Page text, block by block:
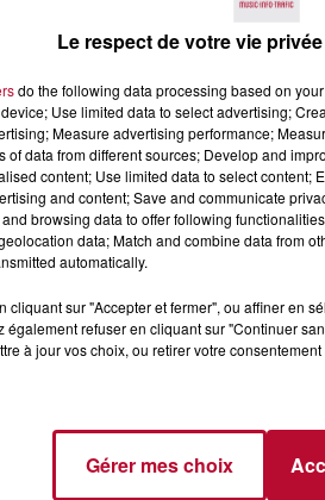
de débroussaillement
VOTRE TERRAIN ?
votre maison ;
Le respect de votre vie
do the following data processing based on
Use limited data to select advertising;
Measure advertising performance;
of data from different sources; Develop and
content; Use limited data to select content;
and content; Save and communicate
browsing data to offer following
data; Match and combine data from
automatically.
cliquant sur "Accepter et fermer", ou affiner en
également refuser en cliquant sur "Continuer
à jour vos choix, ou retirer votre
Gérer mes choix